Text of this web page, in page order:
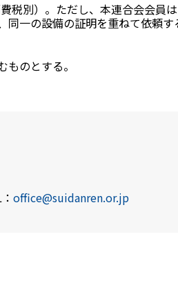
税別）。ただし、本連合会会員は
同一の設備の証明を重ねて依頼す
のとする。
office@suidanren.or.jp